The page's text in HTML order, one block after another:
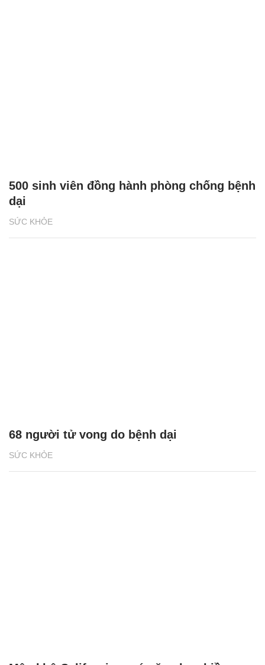
SỨC KHỎE
500 sinh viên đồng hành phòng chống bệnh
dại
SỨC KHỎE
68 người tử vong do bệnh dại